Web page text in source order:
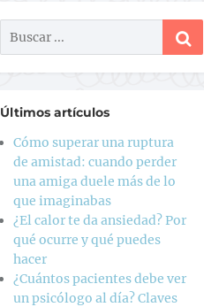
Últimos artículos
Cómo superar una ruptura
de amistad: cuando perder
una amiga duele más de lo
que imaginabas
¿El calor te da ansiedad? Por
qué ocurre y qué puedes
hacer
¿Cuántos pacientes debe ver
un psicólogo al día? Claves